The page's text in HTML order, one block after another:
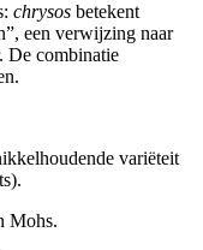
chrysos betekent
een verwijzing naar
De combinatie
variëteit
Mohs.